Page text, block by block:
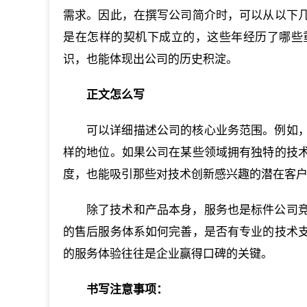
需求。因此，在撰写公司简介时，可以从以下
是在怎样的契机下成立的，这些年经历了哪
识，也能体现出公司的历史积淀。
正文怎么写
可以详细描述公司的核心业务范围。例如
样的地位。如果公司在某些领域拥有独特的技
度，也能吸引那些对技术创新感兴趣的潜在客
除了技术和产品本身，服务也是标件公司
的售后服务体系如何完善，是否有专业的技术
的服务体验往往是企业赢得口碑的关键。
书写注意事项：